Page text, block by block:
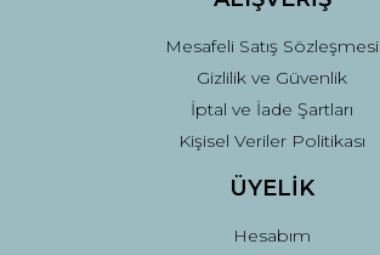
Mesafeli Satış Sözleşmesi
Gizlilik ve Güvenlik
İptal ve İade Şartları
Kişisel Veriler Politikası
ÜYELİK
Hesabım